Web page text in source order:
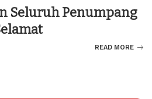
Seluruh Penumpang
READ MORE